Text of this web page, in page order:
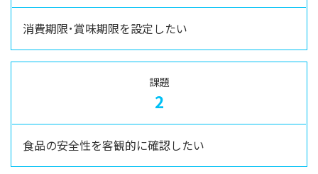
消費期限･賞味期限を設定したい
課題
2
食品の安全性を客観的に確認したい